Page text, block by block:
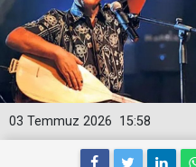
15:58
03 Temmuz 2026